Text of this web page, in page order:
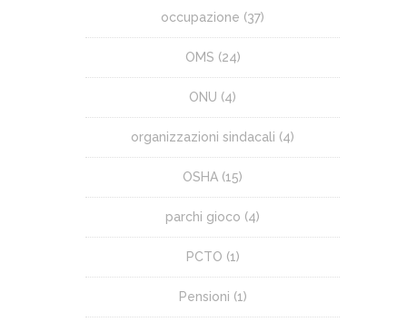
occupazione (37)
OMS (24)
ONU (4)
organizzazioni sindacali (4)
OSHA (15)
parchi gioco (4)
PCTO (1)
Pensioni (1)